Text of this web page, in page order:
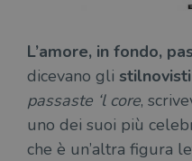
L’amore, in fondo,
dicevano gli stilnovisti
passaste ‘l core,
uno dei suoi più
che è un’altra figura